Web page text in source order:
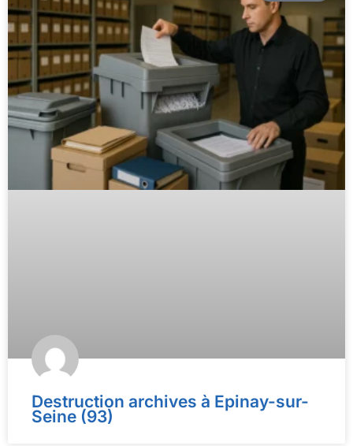
Destruction archives à Epinay-sur-
Seine (93)